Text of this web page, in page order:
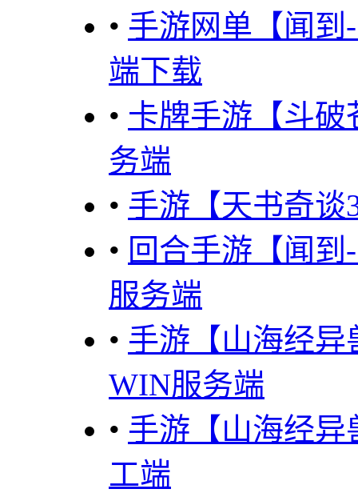
• 手游网单【闻
端下载
• 卡牌手游【斗
务端
• 手游【天书奇
• 回合手游【闻
服务端
• 手游【山海经异
WIN服务端
• 手游【山海经异
工端